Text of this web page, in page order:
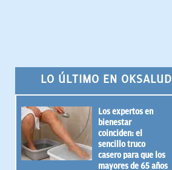
LO ÚLTIMO EN OKSALUD
Los expertos en
bienestar
coinciden: el
sencillo truco
casero para que los
mayores de 65 años